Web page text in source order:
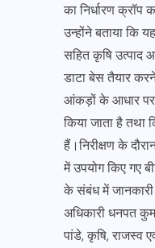
का निर्धारण क्रॉप
उन्होंने बताया कि
सहित कृषि उत्पाद
डाटा बेस तैयार
आंकड़ों के आधार पर
किया जाता है तथा
हैं।निरीक्षण के
में उपयोग किए गए
के संबंध में
अधिकारी धनपत
पांडे, कृषि, राजस्व